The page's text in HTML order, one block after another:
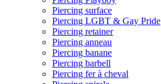
Piercing surface
Piercing LGBT & Gay Pride
Piercing retainer
Piercing anneau
Piercing banane
Piercing barbell
Piercing fer à cheval